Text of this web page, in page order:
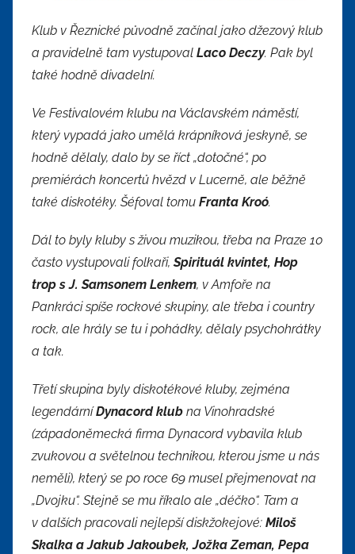
Klub v Řeznické původně začínal jako džezový klub
a pravidelně tam vystupoval Laco Deczy. Pak byl
také hodně divadelní.
Ve Festivalovém klubu na Václavském náměstí,
který vypadá jako umělá krápníková jeskyně, se
hodně dělaly, dalo by se říct „dotočné“, po
premiérách koncertů hvězd v Lucerně, ale běžně
také diskotéky. Šéfoval tomu Franta Kroó.
Dál to byly kluby s živou muzikou, třeba na Praze 10
často vystupovali folkaři,Spirituál kvintet, Hop
trop s J. Samsonem Lenkem, v Amfoře na
Pankráci spíše rockové skupiny, ale třeba i country
rock, ale hrály se tu i pohádky, dělaly psychohrátky
a tak.
Třetí skupina byly diskotékové kluby, zejména
legendárníDynacord klub na Vinohradské
(západoněmecká firma Dynacord vybavila klub
zvukovou a světelnou technikou, kterou jsme u nás
neměli), který se po roce 69 musel přejmenovat na
„Dvojku“. Stejně se mu říkalo ale „déčko“. Tam a
v dalších pracovali nejlepší diskžokejové: Miloš
Skalka a Jakub Jakoubek, Jožka Zeman, Pepa